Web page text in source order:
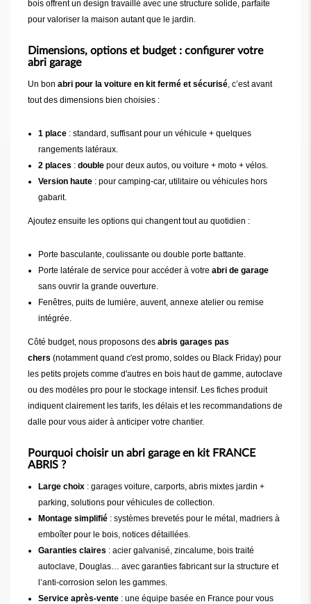
bois offrent un design travaillé avec une structure solide, parfaite
pour valoriser la maison autant que le jardin.
Dimensions, options et budget : configurer votre
abri garage
Un bon abri pour la voiture en kit fermé et sécurisé, c’est avant
tout des dimensions bien choisies :
1 place : standard, suffisant pour un véhicule + quelques
rangements latéraux.
2 places : double pour deux autos, ou voiture + moto + vélos.
Version haute : pour camping-car, utilitaire ou véhicules hors
gabarit.
Ajoutez ensuite les options qui changent tout au quotidien :
Porte basculante, coulissante ou double porte battante.
Porte latérale de service pour accéder à votre abri de garage
sans ouvrir la grande ouverture.
Fenêtres, puits de lumière, auvent, annexe atelier ou remise
intégrée.
Côté budget, nous proposons des abris garages pas
chers (notamment quand c'est promo, soldes ou Black Friday) pour
les petits projets comme d'autres en bois haut de gamme, autoclave
ou des modèles pro pour le stockage intensif. Les fiches produit
indiquent clairement les tarifs, les délais et les recommandations de
dalle pour vous aider à anticiper votre chantier.
Pourquoi choisir un abri garage en kit FRANCE
ABRIS ?
Large choix : garages voiture, carports, abris mixtes jardin +
parking, solutions pour véhicules de collection.
Montage simplifié : systèmes brevetés pour le métal, madriers à
emboîter pour le bois, notices détaillées.
Garanties claires : acier galvanisé, zincalume, bois traité
autoclave, Douglas… avec garanties fabricant sur la structure et
l’anti-corrosion selon les gammes.
Service après-vente : une équipe basée en France pour vous